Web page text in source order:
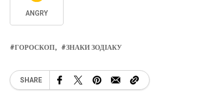
ANGRY
ГОРОСКОП ЗНАКИ ЗОДІАКУ
SHARE